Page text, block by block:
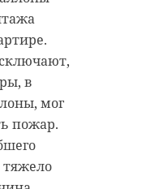
в
мог
пожар.